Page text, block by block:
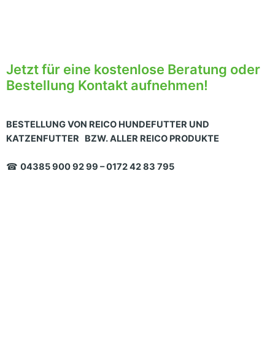
Jetzt für eine kostenlose Beratung oder
Bestellung Kontakt aufnehmen!
BESTELLUNG VON REICO HUNDEFUTTER UND
KATZENFUTTER BZW. ALLER REICO PRODUKTE
☎ 04385 900 92 99 – 0172 42 83 795